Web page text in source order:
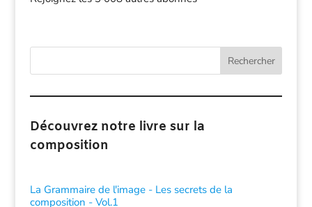
Rechercher
Découvrez notre livre sur la
composition
La Grammaire de l'image - Les secrets de la
composition - Vol.1